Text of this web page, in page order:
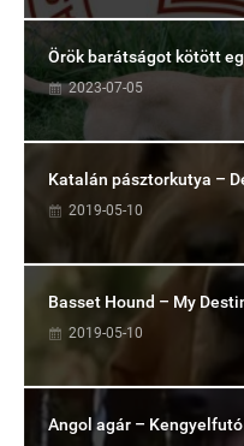
Örök barátságot kötött
2023-07-05
Katalán pásztorkutya –
2019-05-10
Basset Hound – My
2019-05-10
Angol agár – Kengyelfutó